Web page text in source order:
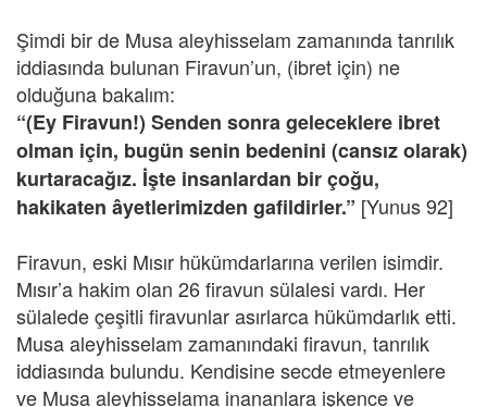
Şimdi bir de Musa aleyhisselam zamanında tanrılık
iddiasında bulunan Firavun’un, (ibret için) ne
olduğuna bakalım:
“(Ey Firavun!) Senden sonra geleceklere ibret
olman için, bugün senin bedenini (cansız olarak)
kurtaracağız. İşte insanlardan bir çoğu,
hakikaten âyetlerimizden gafildirler.” [Yunus 92]
Firavun, eski Mısır hükümdarlarına verilen isimdir.
Mısır’a hakim olan 26 firavun sülalesi vardı. Her
sülalede çeşitli firavunlar asırlarca hükümdarlık etti.
Musa aleyhisselam zamanındaki firavun, tanrılık
iddiasında bulundu. Kendisine secde etmeyenlere
ve Musa aleyhisselama inananlara işkence ve